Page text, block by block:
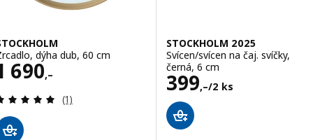
dýha dub, 60 cm
690,–
1690,–
Recenze: 5 z 5 hvězdy. Celkem recenzí:
(1)
STOCKHOLM 2025
Svícen/svícen na čaj. svíčky,
černá, 6 cm
399,–/2 ks
Cena 399,–/2 ks